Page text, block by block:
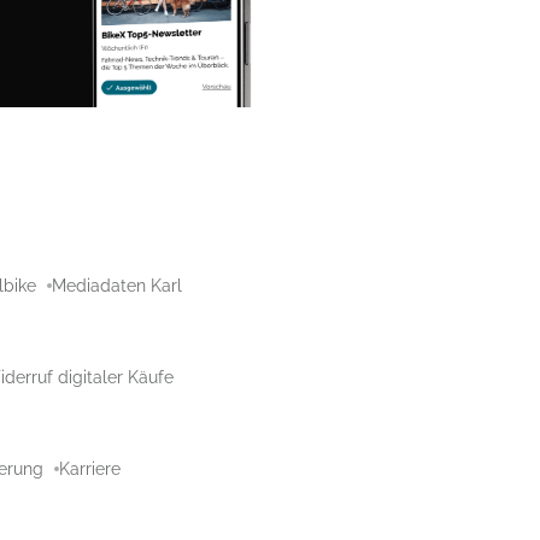
Mediadaten Karl
digitaler Käufe
Karriere